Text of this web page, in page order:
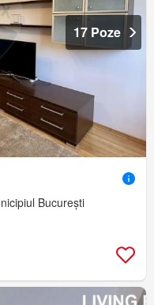
17 Poze
București